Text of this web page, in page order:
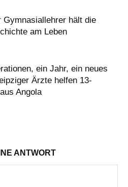
Gymnasiallehrer hält die
am Leben
ein Jahr, ein neues
Ärzte helfen 13-
Angola
ANTWORT